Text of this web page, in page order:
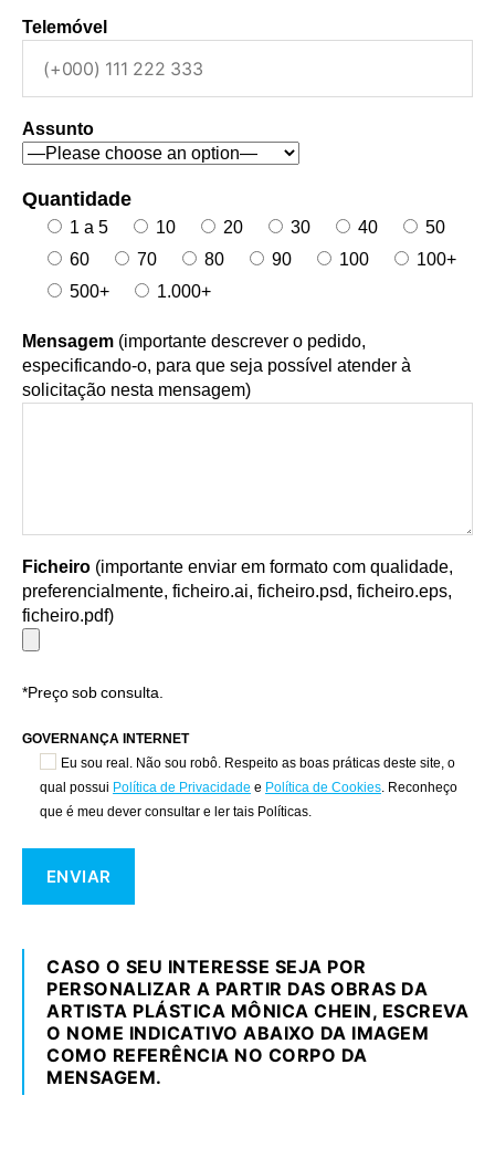
Telemóvel
Assunto
Quantidade
1 a 5 10 20 30 40
50
60
70 80 90 100
100+
500+
1.000+
Mensagem (importante descrever o pedido,
especificando-o, para que seja possível atender à
solicitação nesta mensagem)
Ficheiro (importante enviar em formato com qualidade,
preferencialmente, ficheiro.ai, ficheiro.psd, ficheiro.eps,
ficheiro.pdf)
*Preço sob consulta.
GOVERNANÇA INTERNET
Eu sou real. Não sou robô. Respeito as boas práticas deste site, o
qual possui Política de Privacidade e Política de Cookies. Reconheço
que é meu dever consultar e ler tais Políticas.
CASO O SEU INTERESSE SEJA POR
PERSONALIZAR A PARTIR DAS OBRAS DA
ARTISTA PLÁSTICA MÔNICA CHEIN, ESCREVA
O NOME INDICATIVO ABAIXO DA IMAGEM
COMO REFERÊNCIA NO CORPO DA
MENSAGEM.